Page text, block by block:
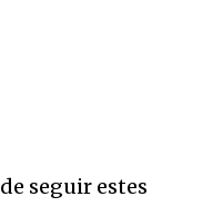
seguir estes